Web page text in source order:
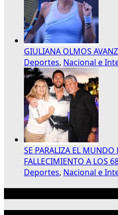
GIULIANA OLMOS
Deportes, Nacional e
SE PARALIZA EL MUNDO
FALLECIMIENTO A LOS
Deportes, Nacional e